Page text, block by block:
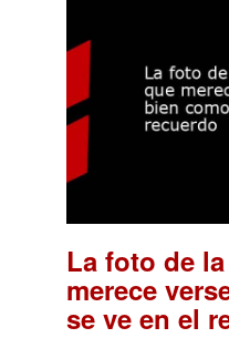
La foto de
merece
se ve en el